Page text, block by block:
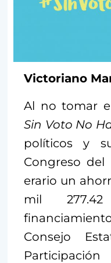
Victoriano
Al no tomar
Sin Voto No
políticos y
Congreso del
erario un
mil
Consejo